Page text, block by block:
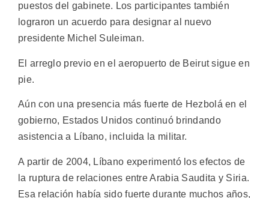
puestos del gabinete. Los participantes también
lograron un acuerdo para designar al nuevo
presidente Michel Suleiman.
El arreglo previo en el aeropuerto de Beirut sigue en
pie.
Aún con una presencia más fuerte de Hezbolá en el
gobierno, Estados Unidos continuó brindando
asistencia a Líbano, incluida la militar.
A partir de 2004, Líbano experimentó los efectos de
la ruptura de relaciones entre Arabia Saudita y Siria.
Esa relación había sido fuerte durante muchos años,